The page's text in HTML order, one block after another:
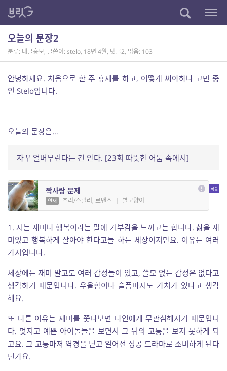
오늘의 문장2
분류: 내글홍보, 글쓴이: stelo, 18년 4월, 댓글2, 읽음: 103
안녕하세요. 처음으로 한 주 휴재를 하고, 어떻게 써야하나 고민 중
인 Stelo입니다.
오늘의 문장은…
자꾸 얼버무린다는 건 안다. [23회 따뜻한 어둠 속에서]
짝사랑 문제
연재 추리/스릴러, 로맨스 | 별고양이
1. 저는 재미나 행복이라는 말에 거부감을 느끼고는 합니다. 삶을 재
미있고 행복하게 살아야 한다고들 하는 세상이지만요. 이유는 여러
가지입니다.
세상에는 재미 말고도 여러 감정들이 있고, 쓸모 없는 감정은 없다고
생각하기 때문입니다. 우울함이나 슬픔마저도 가치가 있다고 생각
해요.
또 다른 이유는 재미를 쫓다보면 타인에게 무관심해지기 때문입니
다. 멋지고 예쁜 아이돌들을 보면서 그 뒤의 고통을 보지 못하게 되
고요. 그 고통마저 역경을 딛고 일어선 성공 드라마로 소비하게 된다
던가요.